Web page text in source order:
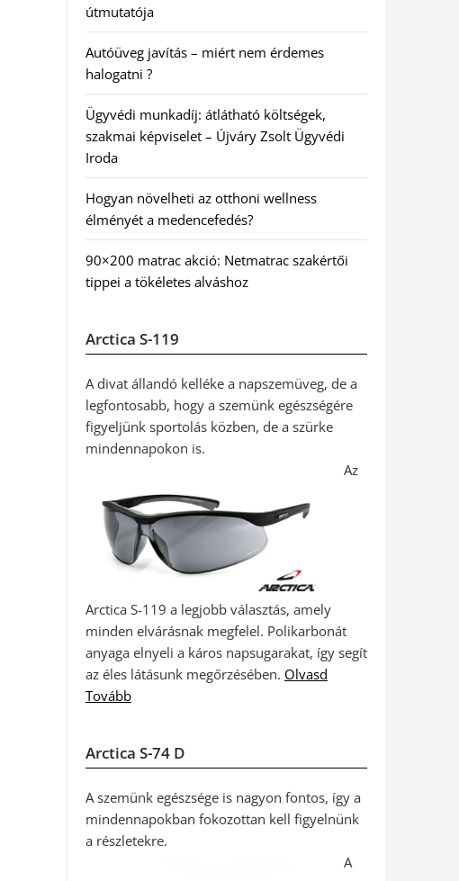
útmutatója
Autóüveg javítás – miért nem érdemes
halogatni ?
Ügyvédi munkadíj: átlátható költségek,
szakmai képviselet – Újváry Zsolt Ügyvédi
Iroda
Hogyan növelheti az otthoni wellness
élményét a medencefedés?
90×200 matrac akció: Netmatrac szakértői
tippei a tökéletes alváshoz
Arctica S-119
A divat állandó kelléke a napszemüveg, de a
legfontosabb, hogy a szemünk egészségére
figyeljünk sportolás közben, de a szürke
mindennapokon is.
Az
Arctica S-119 a legjobb választás, amely
minden elvárásnak megfelel. Polikarbonát
anyaga elnyeli a káros napsugarakat, így segít
az éles látásunk megőrzésében. Olvasd
Tovább
Arctica S-74 D
A szemünk egészsége is nagyon fontos, így a
mindennapokban fokozottan kell figyelnünk
a részletekre.
A